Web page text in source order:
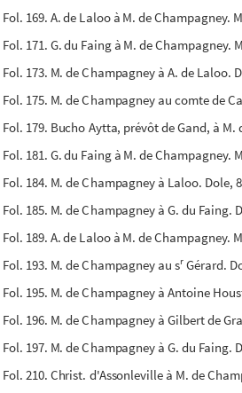
Fol. 169. A. de Laloo à M. de Champagney.
Fol. 171. G. du Faing à M. de Champagney.
Fol. 173. M. de Champagney à A. de Laloo.
Fol. 175. M. de Champagney au comte de
Fol. 179. Bucho Aytta, prévôt de Gand, à
Fol. 181. G. du Faing à M. de Champagney.
Fol. 184. M. de Champagney à Laloo. Dole,
Fol. 185. M. de Champagney à G. du Faing.
Fol. 189. A. de Laloo à M. de Champagney.
Fol. 193. M. de Champagney au sr Gérard.
Fol. 195. M. de Champagney à Antoine
Fol. 196. M. de Champagney à Gilbert de
Fol. 197. M. de Champagney à G. du Faing.
Fol. 210. Christ. d'Assonleville à M. de